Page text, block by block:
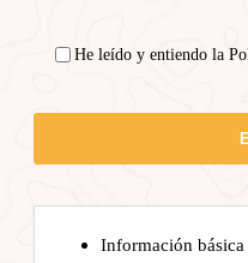
He leído y entiendo la
Información